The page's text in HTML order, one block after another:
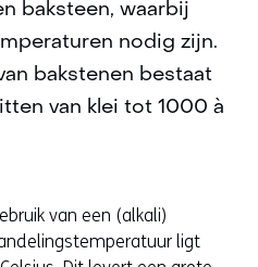
baksteen, waarbij
nodig zijn.
bakstenen bestaat
van klei tot 1000 à
van een (alkali)
ligt